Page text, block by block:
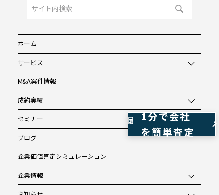
1分で会社
を簡単査定
ホーム
サービス
M&A案件情報
成約実績
セミナー
ブログ
企業価値算定シミュレーション
企業情報